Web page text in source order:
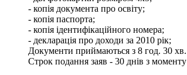
- копія документа про освіту;
- копія паспорта;
- копія ідентифікаційного номера;
- декларація про доходи за 2010 рік;
Документи приймаються з 8 год. 30
Строк подання заяв - 30 днів з